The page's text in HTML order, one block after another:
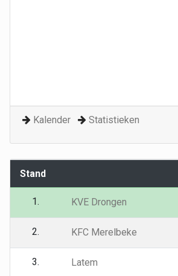
Kalender Statistieken
Stand
1. KVE Drongen
2. KFC Merelbeke
3. Latem